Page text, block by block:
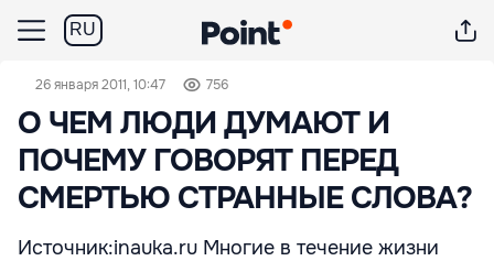
RU
26 января 2011, 10:47 756
О ЧЕМ ЛЮДИ ДУМАЮТ И
ПОЧЕМУ ГОВОРЯТ ПЕРЕД
СМЕРТЬЮ СТРАННЫЕ СЛОВА?
Источник:inauka.ru Многие в течение жизни